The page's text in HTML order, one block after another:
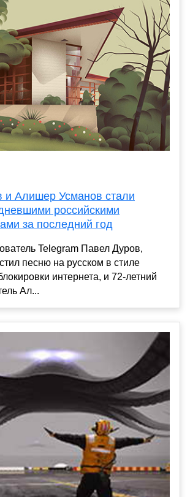
и Алишер Усманов стали
российскими
за последний год
Telegram Павел Дуров,
песню на русском в стиле
интернета, и 72-летний
Ал...